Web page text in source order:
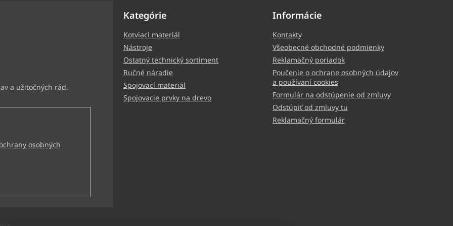
osobných
Kategórie
Kotviaci materiál
Nástroje
Ostatný technický sortiment
Ručné náradie
Spojovací materiál
Spojovacie prvky na drevo
Informácie
Kontakty
Všeobecné obchodné podmienky
Reklamačný poriadok
Poučenie o ochrane osobných údajov
a používaní cookies
Formulár na odstúpenie od zmluvy
Odstúpiť od zmluvy tu
Reklamačný formulár